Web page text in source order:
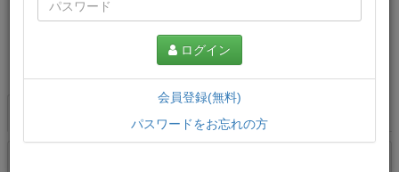
ログイン
会員登録(無料)
パスワードをお忘れの方